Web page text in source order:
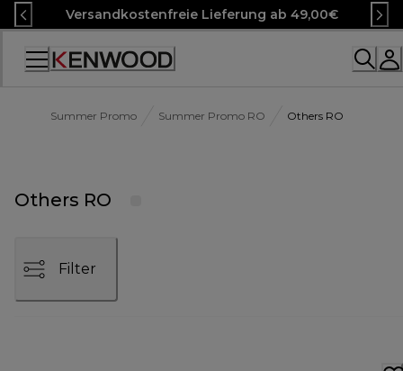
Skip
to
Content
Versandkostenfreie Lieferung ab 49,00€
Accessibility
Summer Promo Summer Promo RO Others RO
Others RO
Filter